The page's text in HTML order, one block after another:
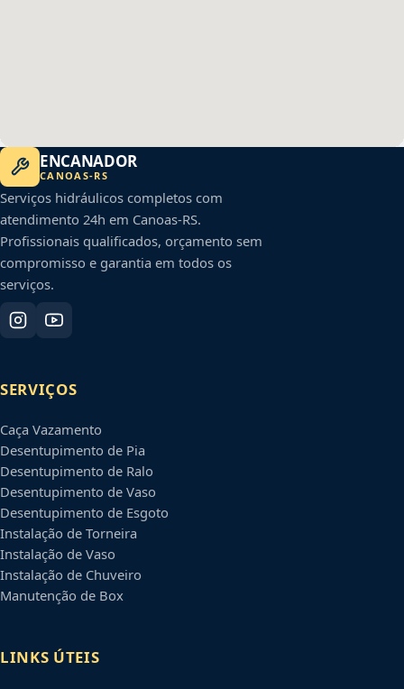
ENCANADOR
CANOAS-RS
Serviços hidráulicos completos com
atendimento 24h em Canoas-RS.
Profissionais qualificados, orçamento sem
compromisso e garantia em todos os
serviços.
SERVIÇOS
Caça Vazamento
Desentupimento de Pia
Desentupimento de Ralo
Desentupimento de Vaso
Desentupimento de Esgoto
Instalação de Torneira
Instalação de Vaso
Instalação de Chuveiro
Manutenção de Box
LINKS ÚTEIS